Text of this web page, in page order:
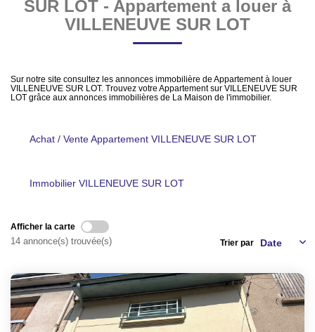
ESTIMATION
Estimation En Ligne Gratuite
EXTRANET PROPRIÉTAIRE
EN
SUR LOT - Appartement a louer à
VILLENEUVE SUR LOT
Sur notre site consultez les annonces immobilière de Appartement à louer
VILLENEUVE SUR LOT. Trouvez votre Appartement sur VILLENEUVE SUR
LOT grâce aux annonces immobilières de La Maison de l'immobilier.
Achat / Vente Appartement VILLENEUVE SUR LOT
Immobilier VILLENEUVE SUR LOT
Afficher la carte
14 annonce(s) trouvée(s) Trier par